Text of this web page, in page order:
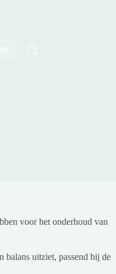
voor het onderhoud van
balans uitziet, passend bij de